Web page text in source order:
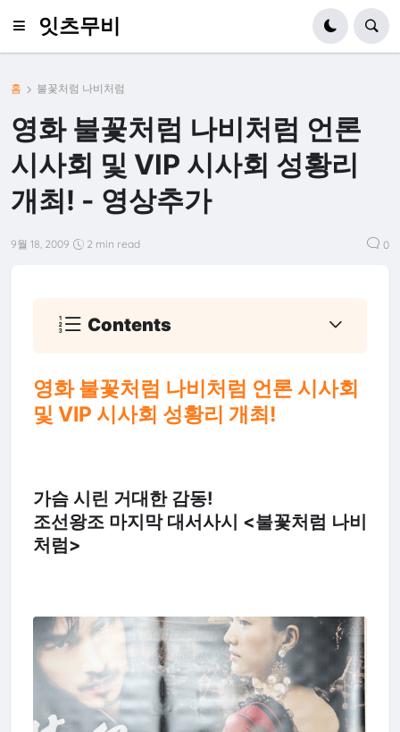
잇츠무비
홈 불꽃처럼 나비처럼
영화 불꽃처럼 나비처럼 언론
시사회 및 VIP 시사회 성황리
개최! - 영상추가
9월 18, 2009 2 min read 0
Contents
영화 불꽃처럼 나비처럼 언론 시사회
및 VIP 시사회 성황리 개최!
가슴 시린 거대한 감동!
조선왕조 마지막 대서사시 <불꽃처럼 나비
처럼>